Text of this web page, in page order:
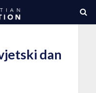
dan